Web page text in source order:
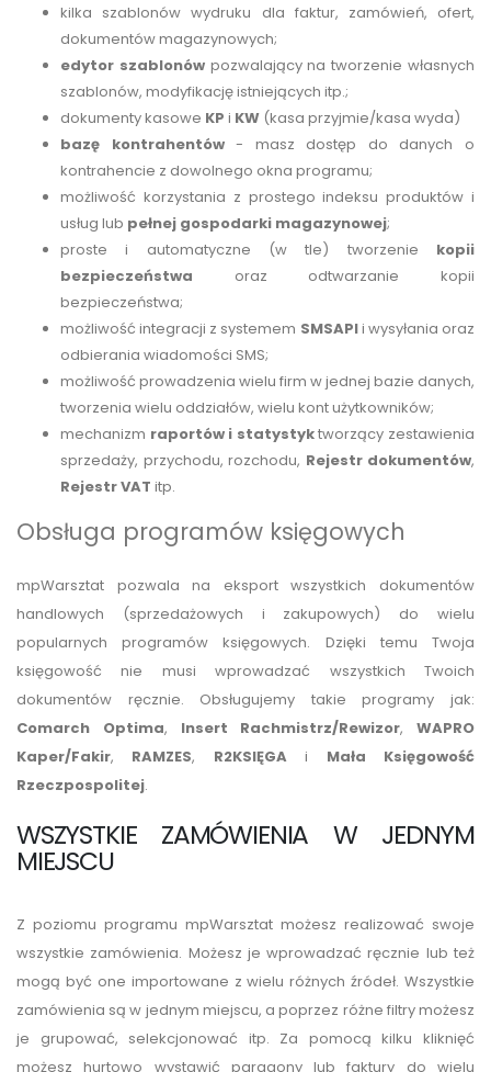
kilka szablonów wydruku dla faktur, zamówień, ofert,
dokumentów magazynowych;
edytor szablonówpozwalający na tworzenie własnych
szablonów, modyfikację istniejących itp.;
dokumenty kasowe KP i KW (kasa przyjmie/kasa wyda)
bazę kontrahentów- masz dostęp do danych o
kontrahencie z dowolnego okna programu;
możliwość korzystania z prostego indeksu produktów i
usług lub pełnej gospodarki magazynowej;
proste i automatyczne (w tle) tworzenie kopii
bezpieczeństwa oraz odtwarzanie kopii
bezpieczeństwa;
możliwość integracji z systemem SMSAPIi wysyłania oraz
odbierania wiadomości SMS;
możliwość prowadzenia wielu firm w jednej bazie danych,
tworzenia wielu oddziałów, wielu kont użytkowników;
mechanizm raportów i statystyktworzący zestawienia
sprzedaży, przychodu, rozchodu, Rejestr dokumentów,
Rejestr VAT itp.
Obsługa programów księgowych
mpWarsztat pozwala na eksport wszystkich dokumentów
handlowych (sprzedażowych i zakupowych) do wielu
popularnych programów księgowych. Dzięki temu Twoja
księgowość nie musi wprowadzać wszystkich Twoich
dokumentów ręcznie. Obsługujemy takie programy jak:
Comarch Optima, Insert Rachmistrz/Rewizor, WAPRO
Kaper/Fakir, RAMZES, R2KSIĘGAi Mała Księgowość
Rzeczpospolitej.
WSZYSTKIE ZAMÓWIENIA W JEDNYM
MIEJSCU
Z poziomu programu mpWarsztat możesz realizować swoje
wszystkie zamówienia. Możesz je wprowadzać ręcznie lub też
mogą być one importowane z wielu różnych źródeł. Wszystkie
zamówienia są w jednym miejscu, a poprzez różne filtry możesz
je grupować, selekcjonować itp. Za pomocą kilku kliknięć
możesz hurtowo wystawić paragony lub faktury do wielu